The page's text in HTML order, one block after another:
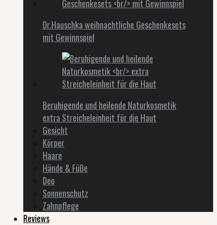
Dr.Hauschka weihnachtliche Geschenkesets
mit Gewinnspiel
Beruhigende und heilende Naturkosmetik
extra Streicheleinheit für die Haut
Gesicht
Körper
Haare
Hände & Füße
Deo
Sonnenschutz
Zahnpflege
Reviews